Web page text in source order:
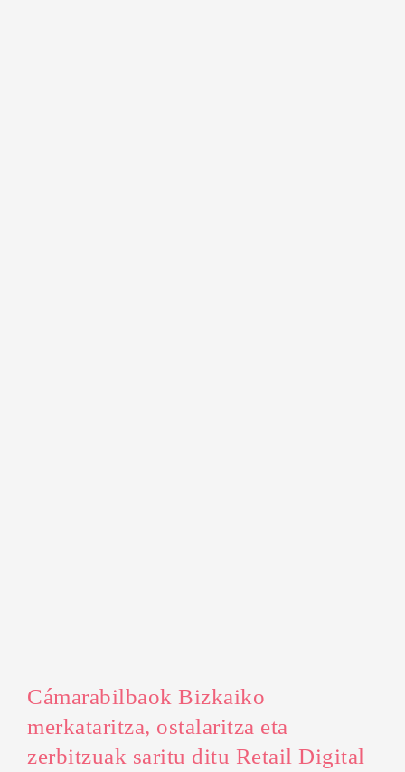
Cámarabilbaok Bizkaiko
merkataritza, ostalaritza eta
zerbitzuak saritu ditu Retail Digital